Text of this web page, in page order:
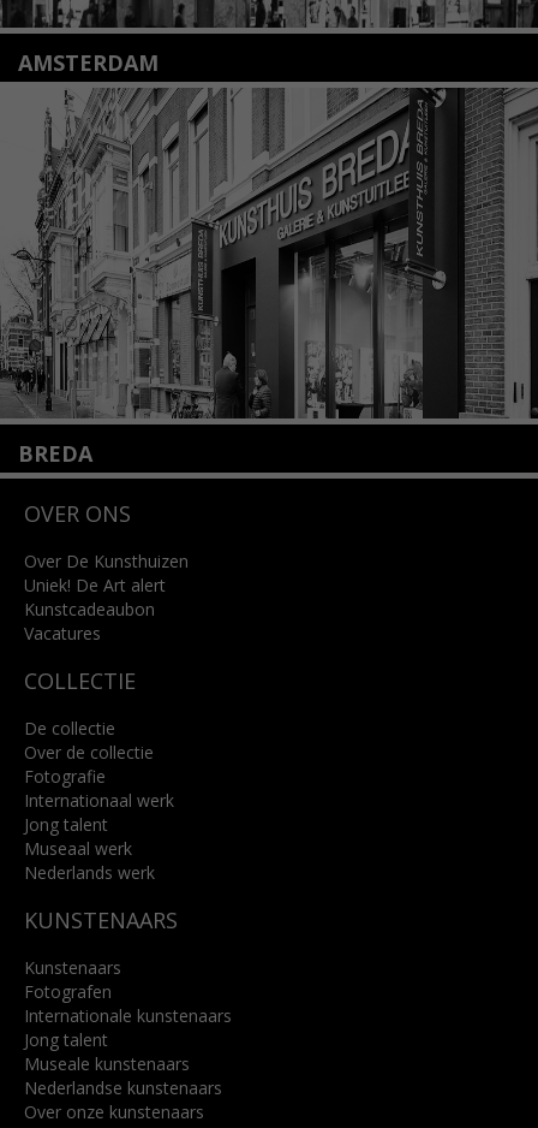
AMSTERDAM
Amstelveenseweg 135
1075 VX Amsterdam
+31 (0)20 2332546
info@kunsthuisamsterdam.nl
Lees meer
BREDA
4818 SB Breda
info@kunsthuisbreda.nl
Lees meer
OVER ONS
Over De Kunsthuizen
Uniek! De Art alert
Kunstcadeaubon
Vacatures
COLLECTIE
De collectie
Over de collectie
Fotografie
Internationaal werk
Jong talent
Museaal werk
Nederlands werk
KUNSTENAARS
Kunstenaars
Fotografen
Internationale kunstenaars
Jong talent
Museale kunstenaars
Nederlandse kunstenaars
Over onze kunstenaars